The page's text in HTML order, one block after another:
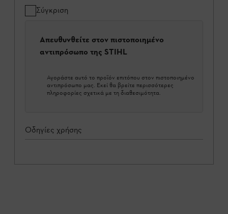
Σύγκριση
Απευθυνθείτε στον πιστοποιημένο
αντιπρόσωπο της STIHL
Αγοράστε αυτό το προϊόν επιτόπου στον πιστοποιημένο
αντιπρόσωπο μας. Εκεί θα βρείτε περισσότερες
πληροφορίες σχετικά με τη διαθεσιμότητα.
Οδηγίες χρήσης